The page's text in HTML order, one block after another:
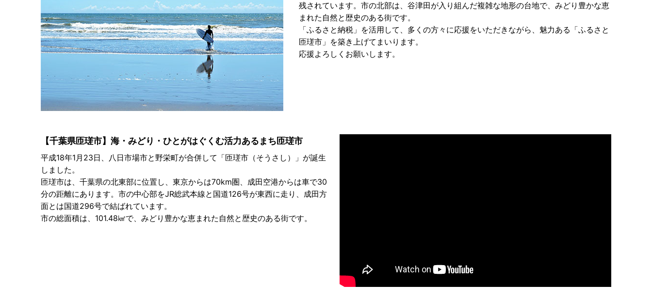
残されています。市の北部は、谷津田が入り組んだ複雑な地形の台地で、みどり豊かな恵
まれた自然と歴史のある街です。
「ふるさと納税」を活用して、多くの方々に応援をいただきながら、魅力ある「ふるさと
匝瑳市」を築き上げてまいります。
応援よろしくお願いします。
【千葉県匝瑳市】海・みどり・ひとがはぐくむ活力あるまち匝瑳市
平成18年1月23日、八日市場市と野栄町が合併して「匝瑳市（そうさし）」が誕生
しました。
匝瑳市は、千葉県の北東部に位置し、東京からは70km圏、成田空港からは車で30
分の距離にあります。市の中心部をJR総武本線と国道126号が東西に走り、成田方
面とは国道296号で結ばれています。
市の総面積は、101.48㎢で、みどり豊かな恵まれた自然と歴史のある街です。